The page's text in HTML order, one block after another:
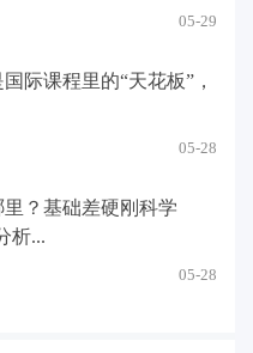
05-29
际课程里的“天花板”，
05-28
？基础差硬刚科学
析...
05-28